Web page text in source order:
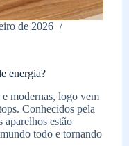
de 2026
energia?
e modernas, logo vem
Conhecidos pela
aparelhos estão
todo e tornando